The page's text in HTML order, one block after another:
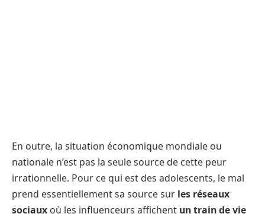
En outre, la situation économique mondiale ou
nationale n’est pas la seule source de cette peur
irrationnelle. Pour ce qui est des adolescents, le mal
prend essentiellement sa source sur les réseaux
sociaux où les influenceurs affichent un train de vie